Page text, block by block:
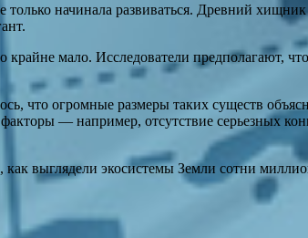
начинала развиваться. Древний
мало. Исследователи предполагают,
что огромные размеры таких существ
— например, отсутствие серьезных
выглядели экосистемы Земли сотни